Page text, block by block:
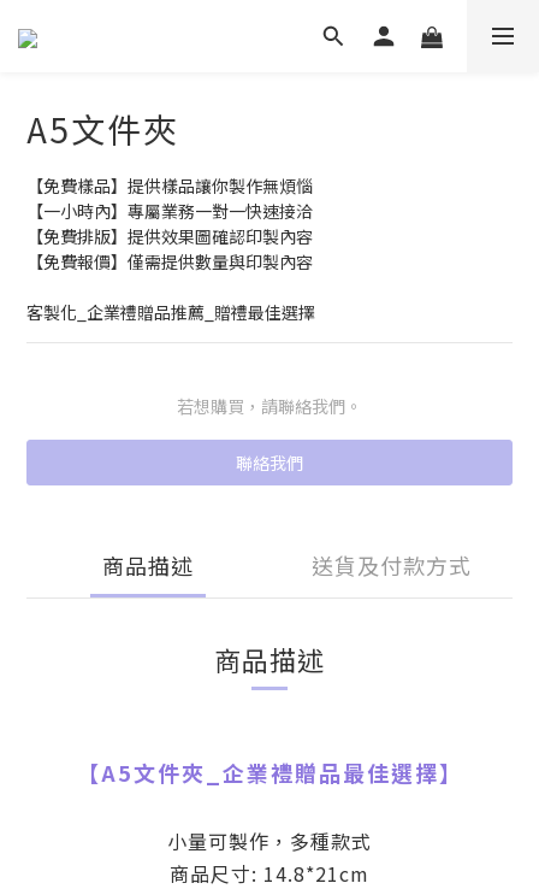
A5文件夾
【免費樣品】提供樣品讓你製作無煩惱
【一小時內】專屬業務一對一快速接洽
【免費排版】提供效果圖確認印製內容
【免費報價】僅需提供數量與印製內容
客製化_企業禮贈品推薦_贈禮最佳選擇
若想購買，請聯絡我們。
聯絡我們
商品描述 送貨及付款方式
商品描述
【A5文件夾 企業禮贈品最佳選擇】
小量可製作，多種款式
商品尺寸: 14.8*21cm